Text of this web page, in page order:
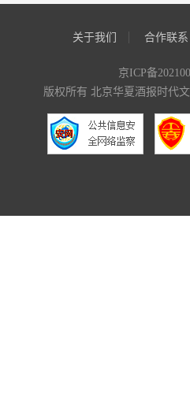
关于我们 合作联系
京ICP备
版权所有 北京华夏酒报时代文